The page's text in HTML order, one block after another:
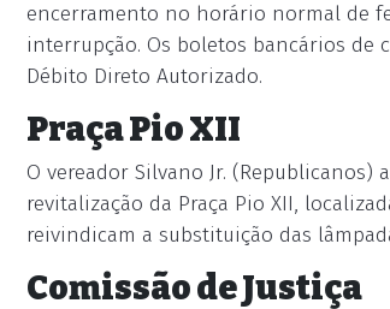
encerramento no horário normal de
interrupção. Os boletos bancários de
Débito Direto Autorizado.
Praça Pio XII
O vereador Silvano Jr.
revitalização da Praça Pio XII,
reivindicam a substituição das
Comissão de Justiça